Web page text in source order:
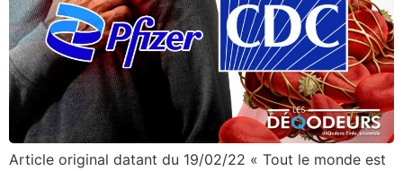
Article original datant du 19/02/22 « Tout le monde est